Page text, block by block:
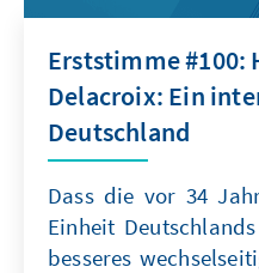
Erststimme #100:
Delacroix: Ein
Deutschland
Dass die vor 34
Einheit
besseres